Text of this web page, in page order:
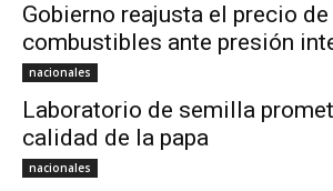
Gobierno reajusta el precio
combustibles ante presión
nacionales
Laboratorio de semilla
calidad de la papa
nacionales